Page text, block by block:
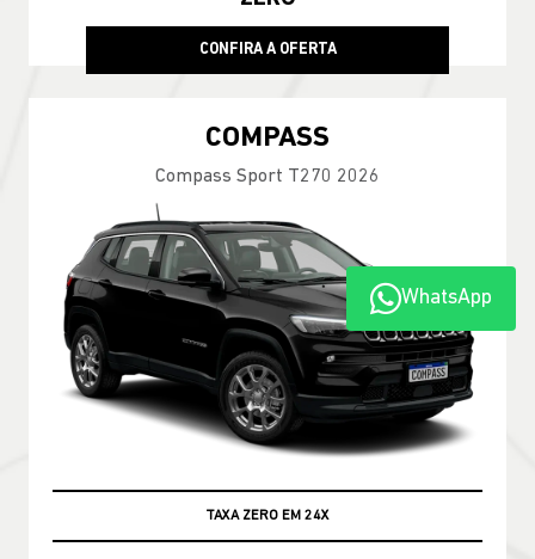
CONFIRA A OFERTA
COMPASS
Compass Sport T270 2026
TAXA ZERO EM 24X
WhatsApp